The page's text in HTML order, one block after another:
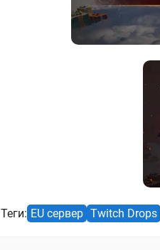
Теги: EU сервер Twitch Drops